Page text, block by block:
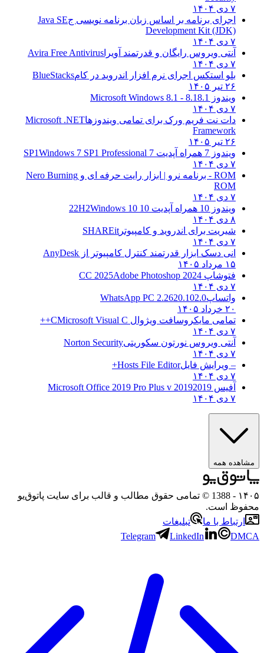
۷ دی ۱۴۰۴
اجرای برنامه بر اساس زبان برنامه نویسی جJava SE
Development Kit (JDK)
۷ دی ۱۴۰۴
آنتی ویروس رایگان و قدرتمند آویرا Avira Free Antivirus
۷ دی ۱۴۰۴
بلو استکس اجرای نرم افزار اندروید در کامBlueStacks
۲۶ تیر ۱۴۰۵
ویندوز 8.1
8.1 - Microsoft Windows 8.1
۷ دی ۱۴۰۴
دات نت فریم ورک برای تمامی ویندوزهاMicrosoft .NET
Framework
۲۶ تیر ۱۴۰۵
ویندوز 7 همراه آپدیت 7 SP1
Windows 7 SP1 Professional
۷ دی ۱۴۰۴
ROM - برنامه نرو | ابزار رایت حرفه ای و
Nero Burning
ROM
۷ دی ۱۴۰۴
ویندوز 10 همراه آپدیت 10 22H2
Windows 10
۸ دی ۱۴۰۴
شیریت برای اندروید و کامپیوتر SHAREit
۷ دی ۱۴۰۴
انی دسک ابزار قدرتمند کنترل کامپیوتر از AnyDesk
۱۵ مرداد ۱۴۰۵
فتوشاپ CC 2025 Adobe Photoshop 2024
۷ دی ۱۴۰۴
واتساپWhatsApp PC 2.2620.102.0
۲۰ خرداد ۱۴۰۵
تمامی مایکروسافت ویژوال C Microsoft Visual C++
۷ دی ۱۴۰۴
آنتی ویروس نورتون سکوریتیNorton Security
۷ دی ۱۴۰۴
– ویرایش فایلHosts File Editor+
۷ دی ۱۴۰۴
آفیس 2019 2019 Microsoft Office 2019 Pro Plus v
۷ دی ۱۴۰۴
مشاهده همه
۱۴۰۵
- 1388 © تمامی حقوق مطالب و قالب برای سایت پاتوق‌یو
محفوظ است.
ارتباط با ما
تبلیغات
Telegram
LinkedIn DMCA